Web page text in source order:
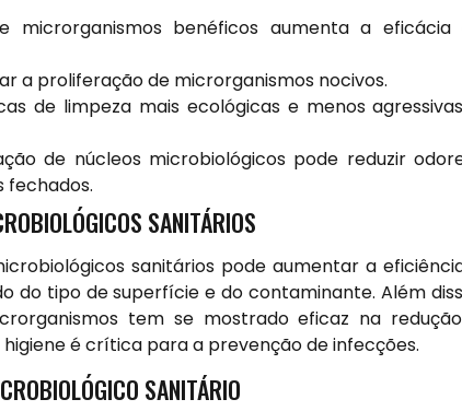
benéficos aumenta a eficácia
a proliferação de microrganismos nocivos.
de limpeza mais ecológicas e menos
de núcleos microbiológicos pode reduzir
fechados.
SANITÁRIOS
sanitários pode aumentar a
do tipo de superfície e do contaminante. Além
tem se mostrado eficaz na
é crítica para a prevenção de infecções.
SANITÁRIO